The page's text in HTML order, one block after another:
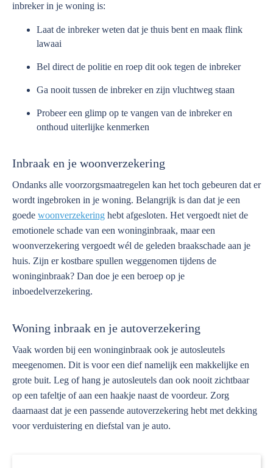
inbreker in je woning is:
Laat de inbreker weten dat je thuis bent en maak flink
lawaai
Bel direct de politie en roep dit ook tegen de inbreker
Ga nooit tussen de inbreker en zijn vluchtweg staan
Probeer een glimp op te vangen van de inbreker en
onthoud uiterlijke kenmerken
Inbraak en je woonverzekering
Ondanks alle voorzorgsmaatregelen kan het toch gebeuren dat er
wordt ingebroken in je woning. Belangrijk is dan dat je een
goede woonverzekering hebt afgesloten. Het vergoedt niet de
emotionele schade van een woninginbraak, maar een
woonverzekering vergoedt wél de geleden braakschade aan je
huis. Zijn er kostbare spullen weggenomen tijdens de
woninginbraak? Dan doe je een beroep op je
inboedelverzekering.
Woning inbraak en je autoverzekering
Vaak worden bij een woninginbraak ook je autosleutels
meegenomen. Dit is voor een dief namelijk een makkelijke en
grote buit. Leg of hang je autosleutels dan ook nooit zichtbaar
op een tafeltje of aan een haakje naast de voordeur. Zorg
daarnaast dat je een passende autoverzekering hebt met dekking
voor verduistering en diefstal van je auto.